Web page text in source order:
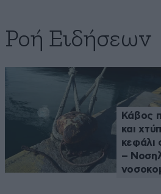
Ροή Ειδήσεων
Κάβος
και
κεφάλι
–